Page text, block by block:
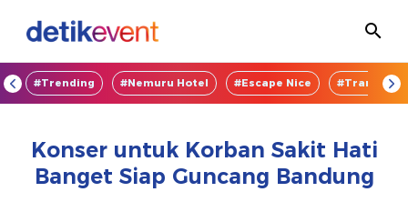
#Trending #Nemuru Hotel #Escape Nice
Konser untuk Korban Sakit Hati
Banget Siap Guncang Bandung